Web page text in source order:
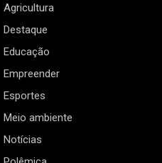
Agricultura
Destaque
Educação
Empreender
Esportes
Meio ambiente
Notícias